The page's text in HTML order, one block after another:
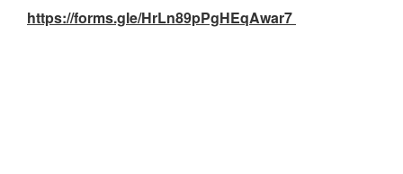
https://forms.gle/HrLn89pPgHEqAwar7